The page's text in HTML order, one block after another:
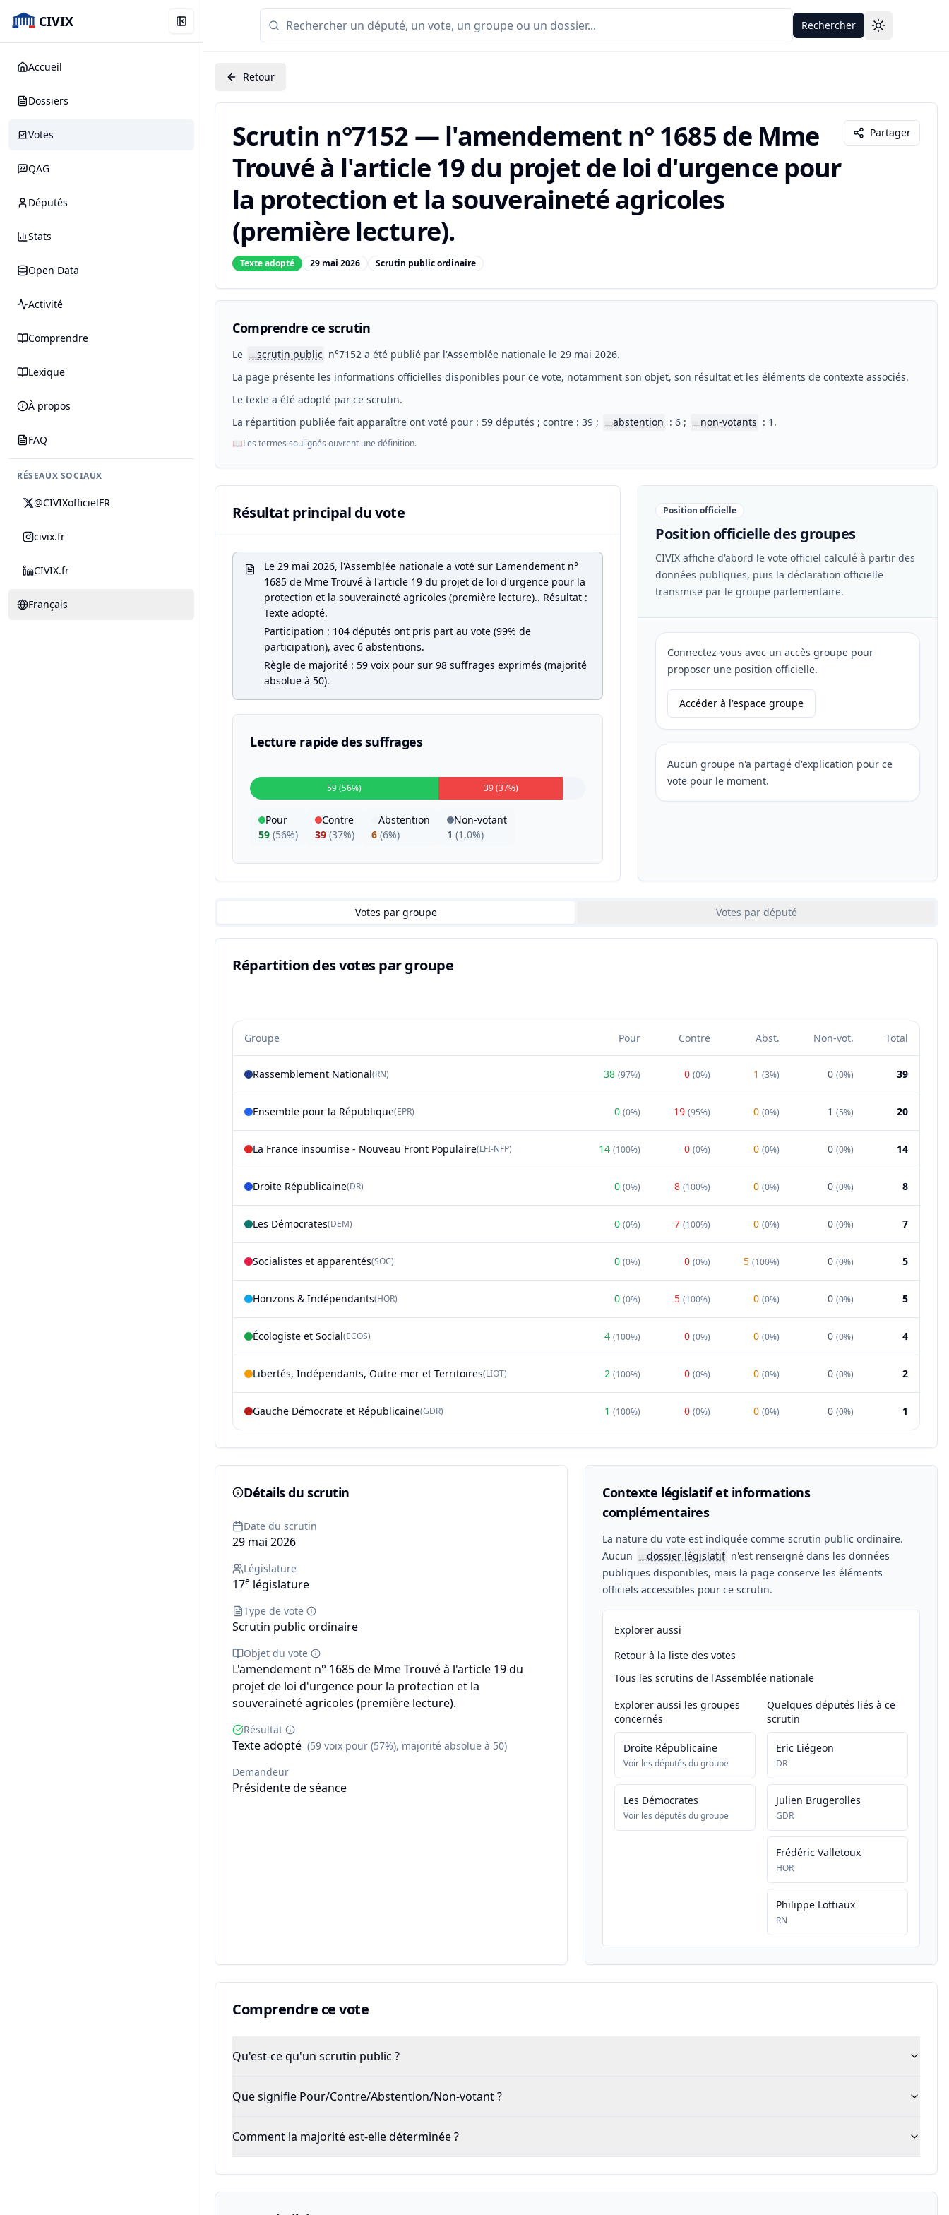
CIVIX
Accueil
Dossiers
Votes
QAG
Députés
Stats
Open Data
Activité
Comprendre
Lexique
À propos
FAQ
RÉSEAUX SOCIAUX
@CIVIXofficielFR
civix.fr
CIVIX.fr
Français
Rechercher Toggle theme
Retour
Scrutin n°7152 — l'amendement n° 1685 de Mme
Trouvé à l'article 19 du projet de loi d'urgence pour
la protection et la souveraineté agricoles
(première lecture).
Texte adopté 29 mai 2026 Scrutin public ordinaire
Partager
Comprendre ce scrutin
Le 📖scrutin public n°7152 a été publié par l'Assemblée nationale le 29 mai 2026.
La page présente les informations officielles disponibles pour ce vote, notamment son objet, son résultat et les éléments de contexte associés.
Le texte a été adopté par ce scrutin.
La répartition publiée fait apparaître ont voté pour : 59 députés ; contre : 39 ;
📖abstention : 6 ; 📖non-votants : 1.
📖Les termes soulignés ouvrent une définition.
Résultat principal du vote
Le 29 mai 2026, l'Assemblée nationale a voté sur L'amendement n°
1685 de Mme Trouvé à l'article 19 du projet de loi d'urgence pour la
protection et la souveraineté agricoles (première lecture).. Résultat :
Texte adopté.
Participation : 104 députés ont pris part au vote (99% de
participation), avec 6 abstentions.
Règle de majorité : 59 voix pour sur 98 suffrages exprimés (majorité
absolue à 50).
Lecture rapide des suffrages
59 (56%) 39 (37%)
Pour
59 (56%)
Contre
39 (37%)
Abstention
6 (6%)
Non-votant
1 (1,0%)
Position officielle
Position officielle des groupes
CIVIX affiche d'abord le vote officiel calculé à partir des
données publiques, puis la déclaration officielle
transmise par le groupe parlementaire.
Connectez-vous avec un accès groupe pour
proposer une position officielle.
Accéder à l'espace groupe
Aucun groupe n'a partagé d'explication pour ce
vote pour le moment.
Votes par groupe Votes par député
Répartition des votes par groupe
Groupe Pour Contre Abst. Non-vot. Total
Rassemblement National(RN) 38 (97%) 0 (0%) 1 (3%) 0 (0%) 39
Ensemble pour la République(EPR) 0 (0%) 19 (95%) 0 (0%) 1 (5%) 20
La France insoumise - Nouveau Front Populaire(LFI-NFP) 14 (100%) 0 (0%) 0 (0%) 0 (0%) 14
Droite Républicaine(DR) 0 (0%) 8 (100%) 0 (0%) 0 (0%) 8
Les Démocrates(DEM) 0 (0%) 7 (100%) 0 (0%) 0 (0%) 7
Socialistes et apparentés(SOC) 0 (0%) 0 (0%) 5 (100%) 0 (0%) 5
Horizons & Indépendants(HOR) 0 (0%) 5 (100%) 0 (0%) 0 (0%) 5
Écologiste et Social(ECOS) 4 (100%) 0 (0%) 0 (0%) 0 (0%) 4
Libertés, Indépendants, Outre-mer et Territoires(LIOT) 2 (100%) 0 (0%) 0 (0%) 0 (0%) 2
Gauche Démocrate et Républicaine(GDR) 1 (100%) 0 (0%) 0 (0%) 0 (0%) 1
Détails du scrutin
Date du scrutin
29 mai 2026
Législature
17e législature
Type de vote
Scrutin public ordinaire
Objet du vote
L'amendement n° 1685 de Mme Trouvé à l'article 19 du
projet de loi d'urgence pour la protection et la
souveraineté agricoles (première lecture).
Résultat
Texte adopté (59 voix pour (57%), majorité absolue à 50)
Demandeur
Présidente de séance
Contexte législatif et informations
complémentaires
La nature du vote est indiquée comme scrutin public ordinaire.
Aucun
📖dossier législatif n'est renseigné dans les données
publiques disponibles, mais la page conserve les éléments
officiels accessibles pour ce scrutin.
Explorer aussi
Retour à la liste des votes
Tous les scrutins de l'Assemblée nationale
Explorer aussi les groupes
concernés
Droite Républicaine
Voir les députés du groupe
Les Démocrates
Voir les députés du groupe
Quelques députés liés à ce
scrutin
Eric Liégeon
DR
Julien Brugerolles
GDR
Frédéric Valletoux
HOR
Philippe Lottiaux
RN
Comprendre ce vote
Qu'est-ce qu'un scrutin public ?
Que signifie Pour/Contre/Abstention/Non-votant ?
Comment la majorité est-elle déterminée ?